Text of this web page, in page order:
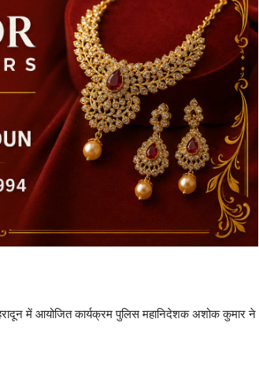
में आयोजित कार्यक्रम पुलिस महानिदेशक अशोक कुमार ने